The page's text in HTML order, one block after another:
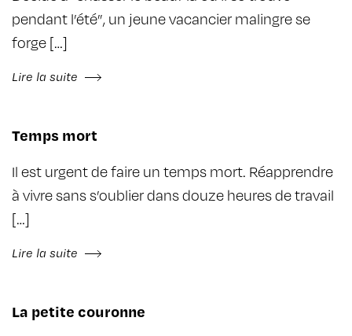
pendant l’été”, un jeune vacancier malingre se
forge […]
Lire la suite
Temps mort
Il est urgent de faire un temps mort. Réapprendre
à vivre sans s’oublier dans douze heures de travail
[…]
Lire la suite
La petite couronne